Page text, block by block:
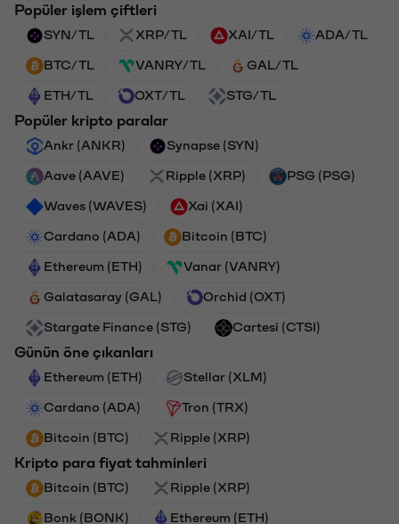
Popüler işlem çiftleri
SYN/TL XRP/TL XAI/TL ADA/TL
BTC/TL VANRY/TL GAL/TL
ETH/TL OXT/TL STG/TL
Popüler kripto paralar
Ankr (ANKR) Synapse (SYN)
Aave (AAVE) Ripple (XRP) PSG (PSG)
Waves (WAVES) Xai (XAI)
Cardano (ADA) Bitcoin (BTC)
Ethereum (ETH) Vanar (VANRY)
Galatasaray (GAL) Orchid (OXT)
Stargate Finance (STG) Cartesi (CTSI)
Günün öne çıkanları
Ethereum (ETH) Stellar (XLM)
Cardano (ADA) Tron (TRX)
Bitcoin (BTC) Ripple (XRP)
Kripto para fiyat tahminleri
Bitcoin (BTC) Ripple (XRP)
Bonk (BONK) Ethereum (ETH)